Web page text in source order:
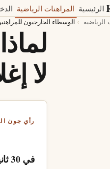
الرئيسية المراهنات الرياضية
الرياضية الوسطاء الخارجيون
لا
رأي جون
في 30 ثانية